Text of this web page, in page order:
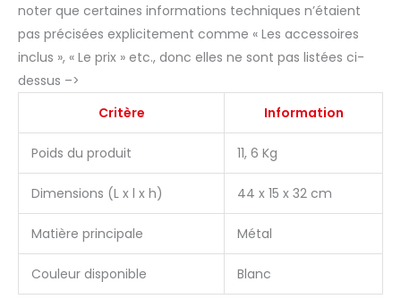
noter que certaines informations techniques n’étaient
pas précisées explicitement comme « Les accessoires
inclus », « Le prix » etc., donc elles ne sont pas listées ci-
dessus –>
Critère
Information
Poids du produit 11, 6 Kg
Dimensions (L x l x h) 44 x 15 x 32 cm
Matière principale Métal
Couleur disponible Blanc